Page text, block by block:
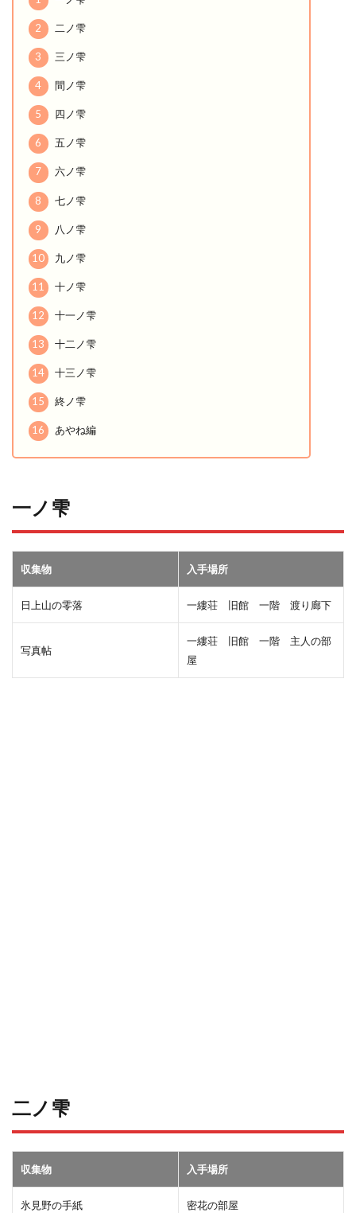
2 二ノ雫
3 三ノ雫
4 間ノ雫
5 四ノ雫
6 五ノ雫
7 六ノ雫
8 七ノ雫
9 八ノ雫
10 九ノ雫
11 十ノ雫
12 十一ノ雫
13 十二ノ雫
14 十三ノ雫
15 終ノ雫
16 あやね編
一ノ雫
収集物 入手場所
日上山の零落 一縷荘 旧館 一階 渡り廊下
写真帖
一縷荘 旧館 一階 主人の部
屋
二ノ雫
収集物 入手場所
氷見野の手紙 密花の部屋